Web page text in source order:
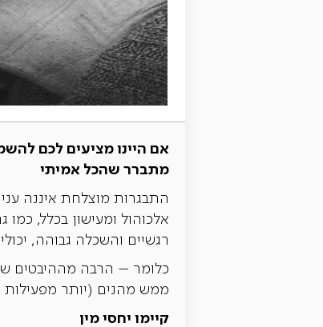
אם היינו מציעים לכם
מתברר שהכל אמיתי
התבגרות מוצלחת איננה
אלכוהול ומעישון בכלל,
רגשיים והשכלה גבוהה,
כלומר – הרבה מההיבטים
ממש מהנים (יותר מפעילות
קיימו יחסי מין